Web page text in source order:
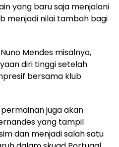
yang baru saja menjalani
menjadi nilai tambah bagi
Mendes misalnya,
diri tinggi setelah
bersama klub
juga akan
yang tampil
dan menjadi salah satu